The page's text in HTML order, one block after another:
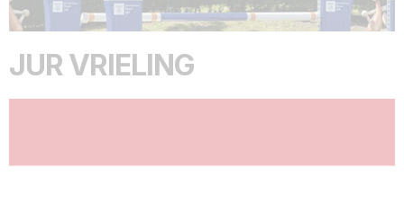
JUR VRIELING